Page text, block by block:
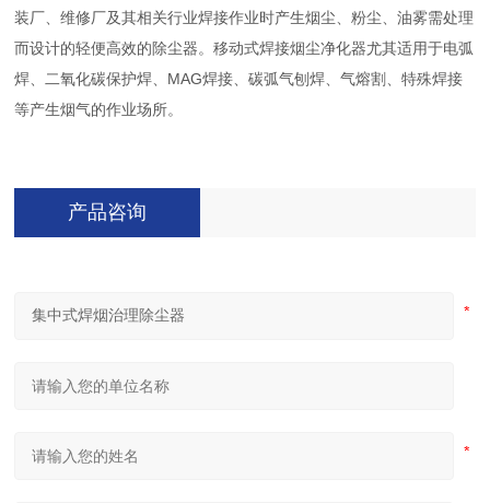
装厂、维修厂及其相关行业焊接作业时产生烟尘、粉尘、油雾需处理
而设计的轻便高效的除尘器。移动式焊接烟尘净化器尤其适用于电弧
焊、二氧化碳保护焊、MAG焊接、碳弧气刨焊、气熔割、特殊焊接
等产生烟气的作业场所。
产品咨询